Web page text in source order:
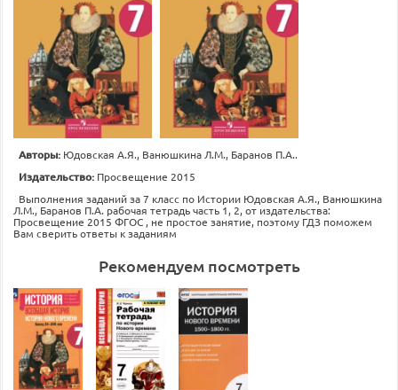
Авторы: Юдовская А.Я., Ванюшкина Л.М., Баранов П.А..
Издательство: Просвещение 2015
Выполнения заданий за 7 класс по Истории Юдовская А.Я., Ванюшкина
Л.М., Баранов П.А. рабочая тетрадь часть 1, 2, от издательства:
Просвещение 2015 ФГОС , не простое занятие, поэтому ГДЗ поможем
Вам сверить ответы к заданиям
Рекомендуем посмотреть